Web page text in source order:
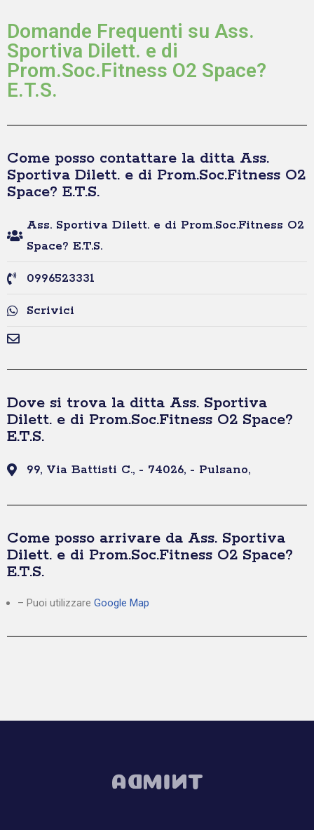
Domande Frequenti su Ass.
Sportiva Dilett. e di
Prom.Soc.Fitness O2 Space?
E.T.S.
Come posso contattare la ditta Ass.
Sportiva Dilett. e di Prom.Soc.Fitness O2
Space? E.T.S.
Ass. Sportiva Dilett. e di Prom.Soc.Fitness O2
Space? E.T.S.
0996523331
Scrivici
Dove si trova la ditta Ass. Sportiva
Dilett. e di Prom.Soc.Fitness O2 Space?
E.T.S.
99, Via Battisti C., - 74026, - Pulsano,
Come posso arrivare da Ass. Sportiva
Dilett. e di Prom.Soc.Fitness O2 Space?
E.T.S.
– Puoi utilizzare Google Map